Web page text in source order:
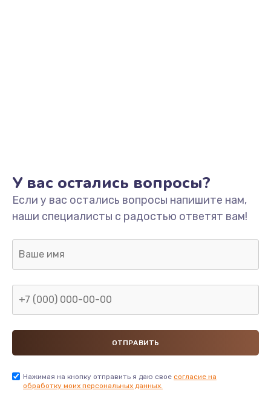
У вас остались вопросы?
Если у вас остались вопросы напишите нам,
наши специалисты с радостью ответят вам!
Нажимая на кнопку отправить я даю свое согласие на
обработку моих персональных данных.